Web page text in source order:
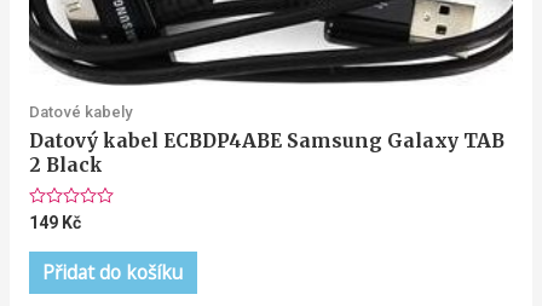
Datové kabely
Datový kabel ECBDP4ABE Samsung Galaxy TAB
2 Black
Hodnocení
z
149 Kč
Přidat do košíku